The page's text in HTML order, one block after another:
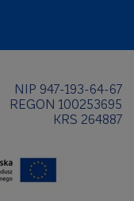
NIP 947-193-64-67
REGON 100253695
KRS 264887